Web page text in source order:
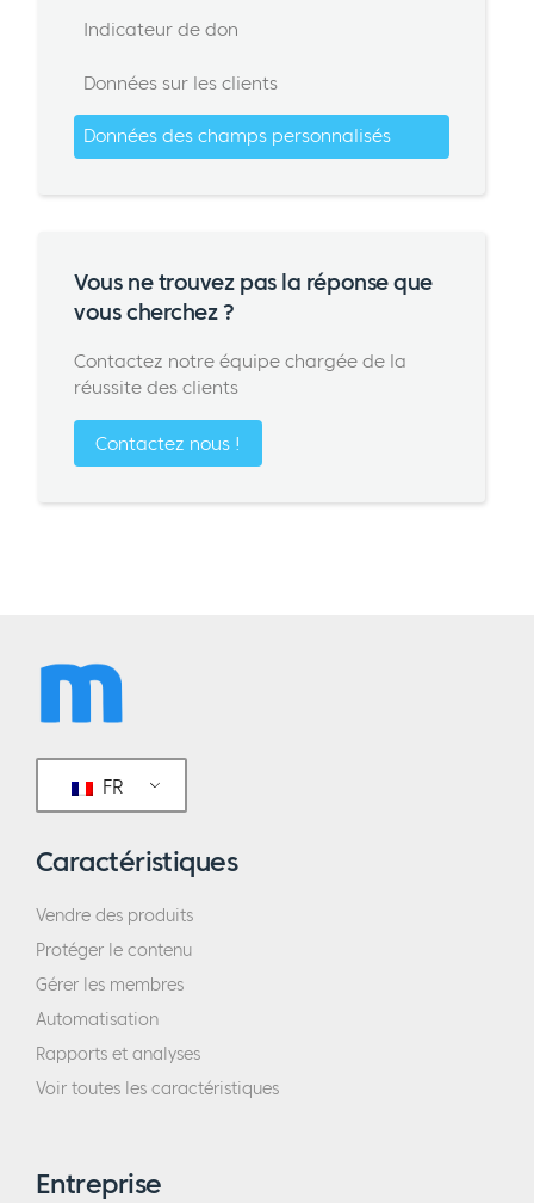
Indicateur de don
Données sur les clients
Données des champs personnalisés
Vous ne trouvez pas la réponse que
vous cherchez ?
Contactez notre équipe chargée de la
réussite des clients
Contactez nous !
FR
Caractéristiques
Vendre des produits
Protéger le contenu
Gérer les membres
Automatisation
Rapports et analyses
Voir toutes les caractéristiques
Entreprise